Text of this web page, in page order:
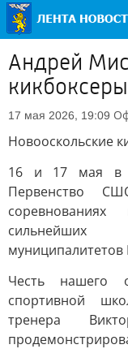
Андрей
17 мая 2026, 19:09
Новооскольские
16 и 17 мая в
Первенство
сильнейших
муниципалитетов
Честь нашего
спортивной
тренера